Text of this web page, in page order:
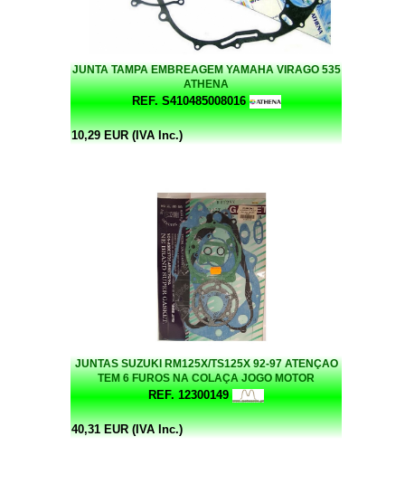
JUNTA TAMPA EMBREAGEM YAMAHA VIRAGO 535
ATHENA
REF. S410485008016
10,29 EUR (IVA Inc.)
JUNTAS SUZUKI RM125X/TS125X 92-97 ATENÇAO
TEM 6 FUROS NA COLAÇA JOGO MOTOR
REF. 12300149
40,31 EUR (IVA Inc.)